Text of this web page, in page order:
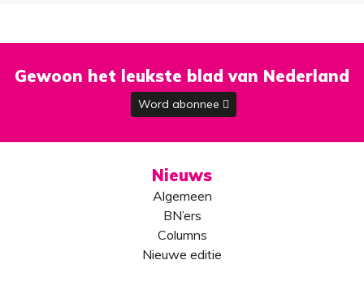
Gewoon het leukste blad van Nederland
Word abonnee
Nieuws
Algemeen
BN’ers
Columns
Nieuwe editie